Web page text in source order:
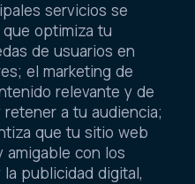
servicios se
que optimiza tu
de usuarios en
el marketing de
relevante y de
a tu audiencia;
que tu sitio web
amigable con los
publicidad digital,